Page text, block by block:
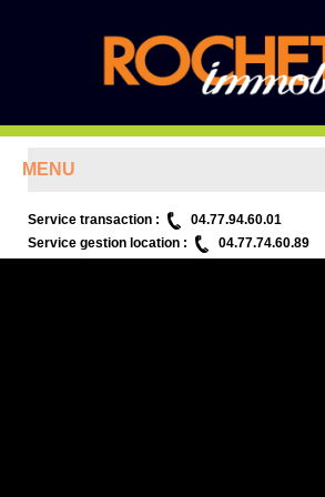
MENU
ANNONCES
Service transaction :
04.77.94.60.01
Service gestion location :
04.77.74.60.89